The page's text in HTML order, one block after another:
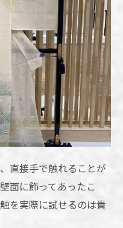
直接手で触れることが
面に飾ってあったこ
を実際に試せるのは貴